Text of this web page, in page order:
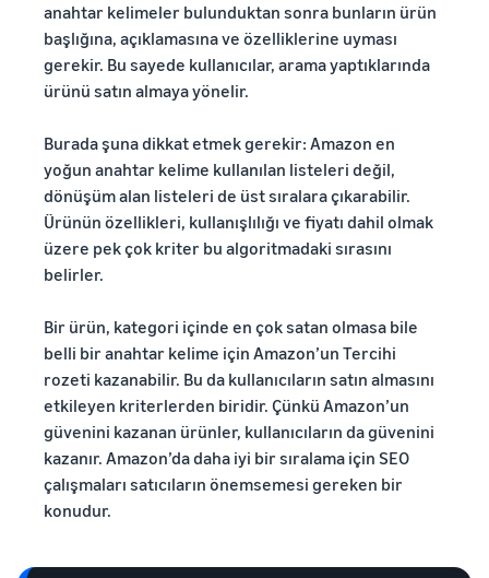
anahtar kelimeler bulunduktan sonra bunların ürün
başlığına, açıklamasına ve özelliklerine uyması
gerekir. Bu sayede kullanıcılar, arama yaptıklarında
ürünü satın almaya yönelir.
Burada şuna dikkat etmek gerekir: Amazon en
yoğun anahtar kelime kullanılan listeleri değil,
dönüşüm alan listeleri de üst sıralara çıkarabilir.
Ürünün özellikleri, kullanışlılığı ve fiyatı dahil olmak
üzere pek çok kriter bu algoritmadaki sırasını
belirler.
Bir ürün, kategori içinde en çok satan olmasa bile
belli bir anahtar kelime için Amazon’un Tercihi
rozeti kazanabilir. Bu da kullanıcıların satın almasını
etkileyen kriterlerden biridir. Çünkü Amazon’un
güvenini kazanan ürünler, kullanıcıların da güvenini
kazanır. Amazon’da daha iyi bir sıralama için SEO
çalışmaları satıcıların önemsemesi gereken bir
konudur.